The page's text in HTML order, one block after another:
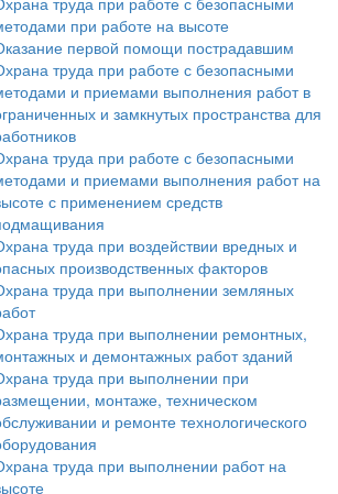
при работе на высоте
первой помощи пострадавшим
труда при работе с безопасными
и приемами выполнения работ в
и замкнутых пространства для
труда при работе с безопасными
и приемами выполнения работ на
с применением средств
труда при воздействии вредных и
производственных факторов
труда при выполнении земляных
труда при выполнении ремонтных,
и демонтажных работ зданий
труда при выполнении при
монтаже, техническом
и ремонте технологического
труда при выполнении работ на